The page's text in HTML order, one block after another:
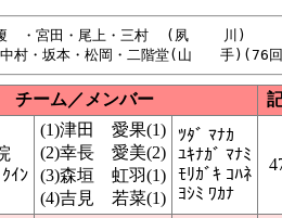
　・宮田・尾上・三村  (夙    川)
チーム／メンバー
ｲﾝ
(1)津田 愛果(1)
(2)幸長 愛美(2)
(3)森垣 虹羽(1)
(4)吉見 若菜(1)
ﾂﾀﾞ ﾏﾅｶ
ﾕｷﾅｶﾞ ﾏﾅﾐ
ﾓﾘｶﾞｷ ｺﾊﾈ
ﾖｼﾐ ﾜｶﾅ